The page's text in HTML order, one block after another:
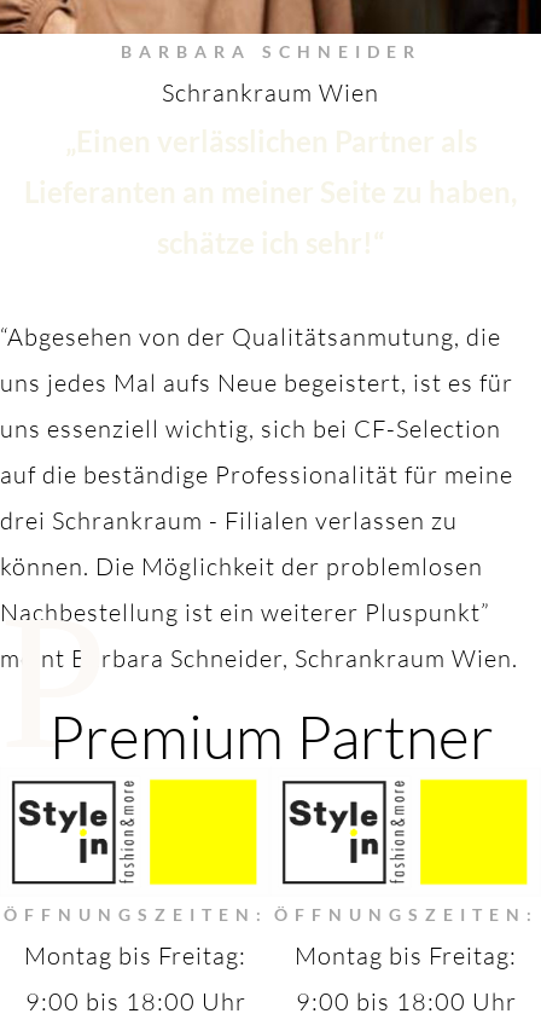
BARBARA SCHNEIDER
Schrankraum Wien
„Einen verlässlichen Partner als
Lieferanten an meiner Seite zu haben,
schätze ich sehr!“
“Abgesehen von der Qualitätsanmutung, die
uns jedes Mal aufs Neue begeistert, ist es für
uns essenziell wichtig, sich bei CF-Selection
auf die beständige Professionalität für meine
drei Schrankraum - Filialen verlassen zu
können. Die Möglichkeit der problemlosen
Nachbestellung ist ein weiterer Pluspunkt”
meint Barbara Schneider, Schrankraum Wien.
PPremium Partner
ÖFFNUNGSZEITEN:
Montag bis Freitag:
9:00 bis 18:00 Uhr
ÖFFNUNGSZEITEN:
Montag bis Freitag:
9:00 bis 18:00 Uhr